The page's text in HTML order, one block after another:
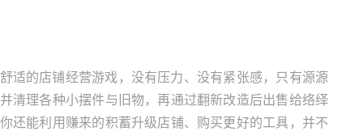
适的店铺经营游戏，没有压力、没有紧张感，只有源源
清理各种小摆件与旧物，再通过翻新改造后出售给络绎
还能利用赚来的积蓄升级店铺、购买更好的工具，并不